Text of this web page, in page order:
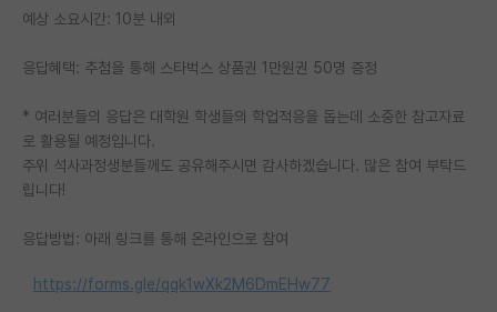
취업 게시판
임용 후기 게시판
예상 소요시간: 10분 내외
응답혜택: 추첨을 통해 스타벅스 상품권 1만원권 50명 증정
* 여러분들의 응답은 대학원 학생들의 학업적응을 돕는데 소중한 참고자료
로 활용될 예정입니다.
주위 석사과정생분들께도 공유해주시면 감사하겠습니다. 많은 참여 부탁드
립니다!
응답방법: 아래 링크를 통해 온라인으로 참여
https://forms.gle/qqk1wXk2M6DmEHw77